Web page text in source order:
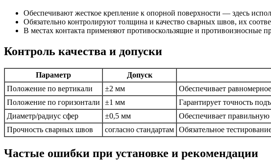
Обеспечивают жесткое крепление к опорной поверхности — здесь
Обязательно контролируют толщина и качество сварных швов, их
В местах контакта применяют противоскользящие и противоизносные
Контроль качества и допуски
Параметр Допуск
Положение по вертикали
±2 мм
Обеспечивает
Положение по горизонтали
±1 мм
Гарантирует точность
Диаметр/радиус сфер
±0,5 мм
Обеспечивает
Прочность сварных швов
согласно стандартам Обязательное
Частые ошибки при установке и рекомендации